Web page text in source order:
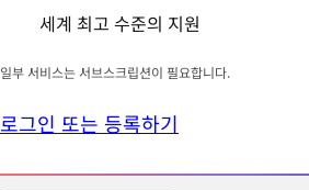
세계 최고 수준의 지원
일부 서비스는 서브스크립션이 필요합니다.
로그인 또는 등록하기